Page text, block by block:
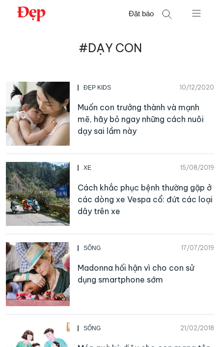
Chuyển
Đặt báo
#DẠY CON
ĐẸP KIDS 10/12/2020
Muốn con trưởng thành và mạnh
mẽ, hãy bỏ ngay những cách nuôi
dạy sai lầm này
XE 15/08/2019
Cách khắc phục bệnh thường gặp ở
các dòng xe Vespa cổ: đứt các loại
dây trên xe
SỐNG 17/07/2019
Madonna hối hận vì cho con sử
dụng smartphone sớm
SỐNG 21/02/2018